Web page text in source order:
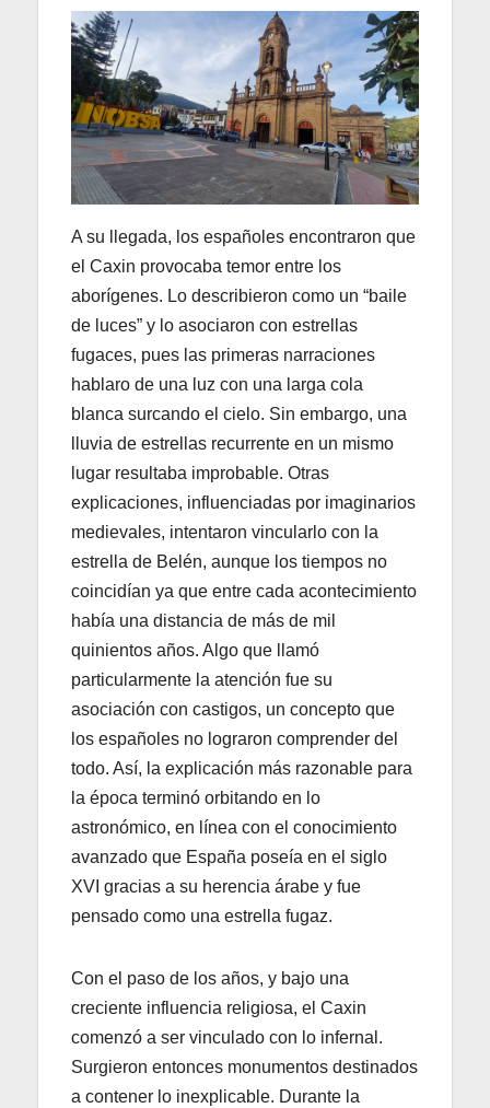
A su llegada, los españoles encontraron que
el Caxin provocaba temor entre los
aborígenes. Lo describieron como un “baile
de luces” y lo asociaron con estrellas
fugaces, pues las primeras narraciones
hablaro de una luz con una larga cola
blanca surcando el cielo. Sin embargo, una
lluvia de estrellas recurrente en un mismo
lugar resultaba improbable. Otras
explicaciones, influenciadas por imaginarios
medievales, intentaron vincularlo con la
estrella de Belén, aunque los tiempos no
coincidían ya que entre cada acontecimiento
había una distancia de más de mil
quinientos años. Algo que llamó
particularmente la atención fue su
asociación con castigos, un concepto que
los españoles no lograron comprender del
todo. Así, la explicación más razonable para
la época terminó orbitando en lo
astronómico, en línea con el conocimiento
avanzado que España poseía en el siglo
XVI gracias a su herencia árabe y fue
pensado como una estrella fugaz.
Con el paso de los años, y bajo una
creciente influencia religiosa, el Caxin
comenzó a ser vinculado con lo infernal.
Surgieron entonces monumentos destinados
a contener lo inexplicable. Durante la